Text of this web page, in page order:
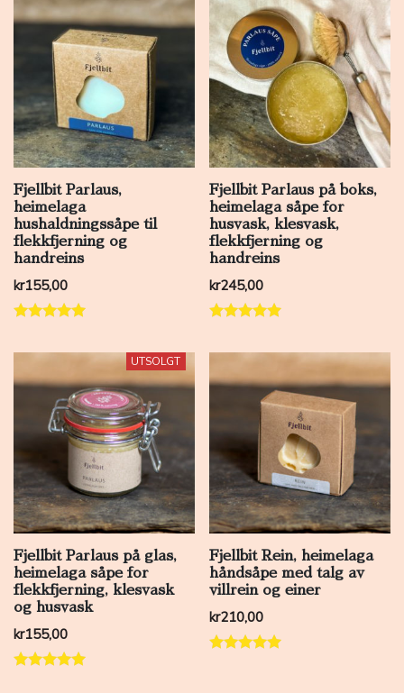
Fjellbit Parlaus,
heimelaga
hushaldningssåpe til
flekkfjerning og
handreins
kr155,00
Fjellbit Parlaus på boks,
heimelaga såpe for
husvask, klesvask,
flekkfjerning og
handreins
kr245,00
UTSOLGT
Fjellbit Parlaus på glas,
heimelaga såpe for
flekkfjerning, klesvask
og husvask
kr155,00
Fjellbit Rein, heimelaga
håndsåpe med talg av
villrein og einer
kr210,00